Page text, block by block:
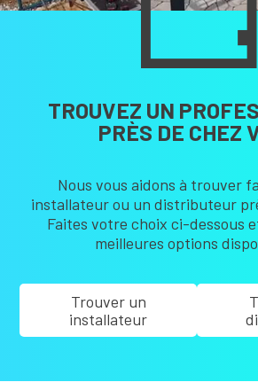
TROUVEZ UN
PRÈS DE CHEZ
Nous vous aidons à trouver
installateur ou un distributeur
Faites votre choix ci-dessous
meilleures options
Trouver un
installateur